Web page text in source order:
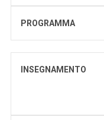
PROGRAMMA
INSEGNAMENTO